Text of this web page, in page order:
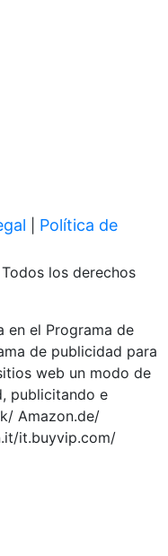
Política de
los derechos
en el Programa de
de publicidad para
web un modo de
publicitando e
Amazon.de/
it.buyvip.com/